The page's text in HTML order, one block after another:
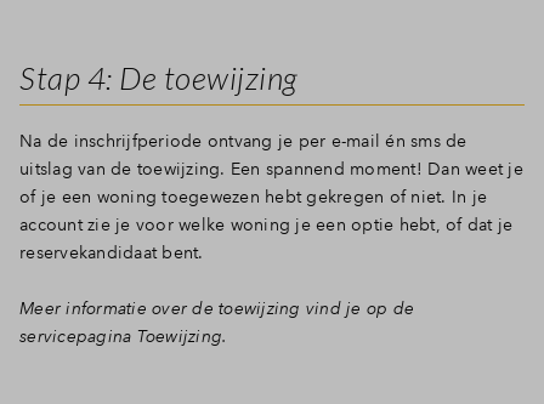
Stap 4: De toewijzing
Na de inschrijfperiode ontvang je per e-mail én sms de
uitslag van de toewijzing. Een spannend moment! Dan weet je
of je een woning toegewezen hebt gekregen of niet. In je
account zie je voor welke woning je een optie hebt, of dat je
reservekandidaat bent.
Meer informatie over de toewijzing vind je op de
servicepagina Toewijzing.